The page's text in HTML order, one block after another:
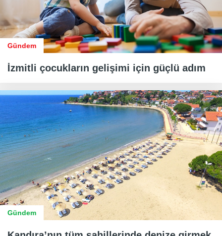
Gündem
İzmitli çocukların gelişimi için güçlü adım
Gündem